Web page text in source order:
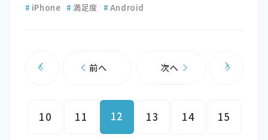
# iPhone # 満足度 # Android
前へ
10 11 12 13 14 15
次へ